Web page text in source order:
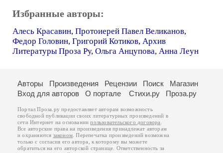
Избранные авторы:
Алесь Красавин, Протоиерей Павел Великанов,
Федор Головин, Григорий Котиков, Архив
Литературы Проза Ру, Ольга Анцупова, Анна Леун
Авторы Произведения Рецензии Поиск
Магазин
Вход для авторов
О портале Стихи.ру Проза.ру
Портал Проза.ру предоставляет авторам возможность
свободной публикации своих литературных произведений в
сети Интернет на основаниипользовательского договора
Все авторские права на произведения принадлежат авторам
и охраняются законом . Перепечатка произведений возможна
только с согласия его автора, к которому вы можете
обратиться на его авторской странице. Ответственность за